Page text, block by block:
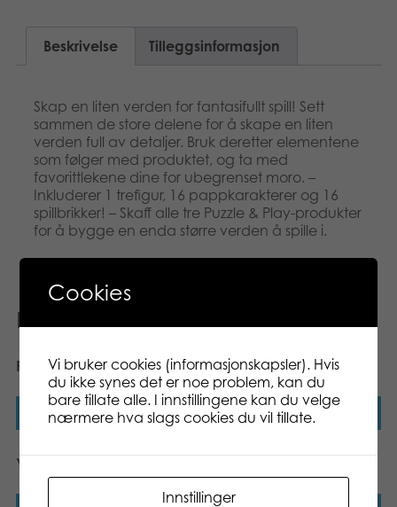
Beskrivelse Tilleggsinformasjon
Skap en liten verden for fantasifullt spill! Sett
sammen de store delene for å skape en liten
verden full av detaljer. Bruk deretter elementene
som følger med produktet, og ta med
favorittlekene dine for ubegrenset moro. –
Inkluderer 1 trefigur, 16 pappkarakterer og 16
spillbrikker! – Skaff alle tre Puzzle & Play-produkter
for å bygge en enda større verden å spille i.
Relaterte produkter
Pro Poker Texas Hold’em
Les mer
Gavespill Sprø Lover
Les mer
Yatzy med kopp
Cookies
Vi bruker cookies (informasjonskapsler). Hvis
du ikke synes det er noe problem, kan du
bare tillate alle. I innstillingene kan du velge
nærmere hva slags cookies du vil tillate.
Innstillinger